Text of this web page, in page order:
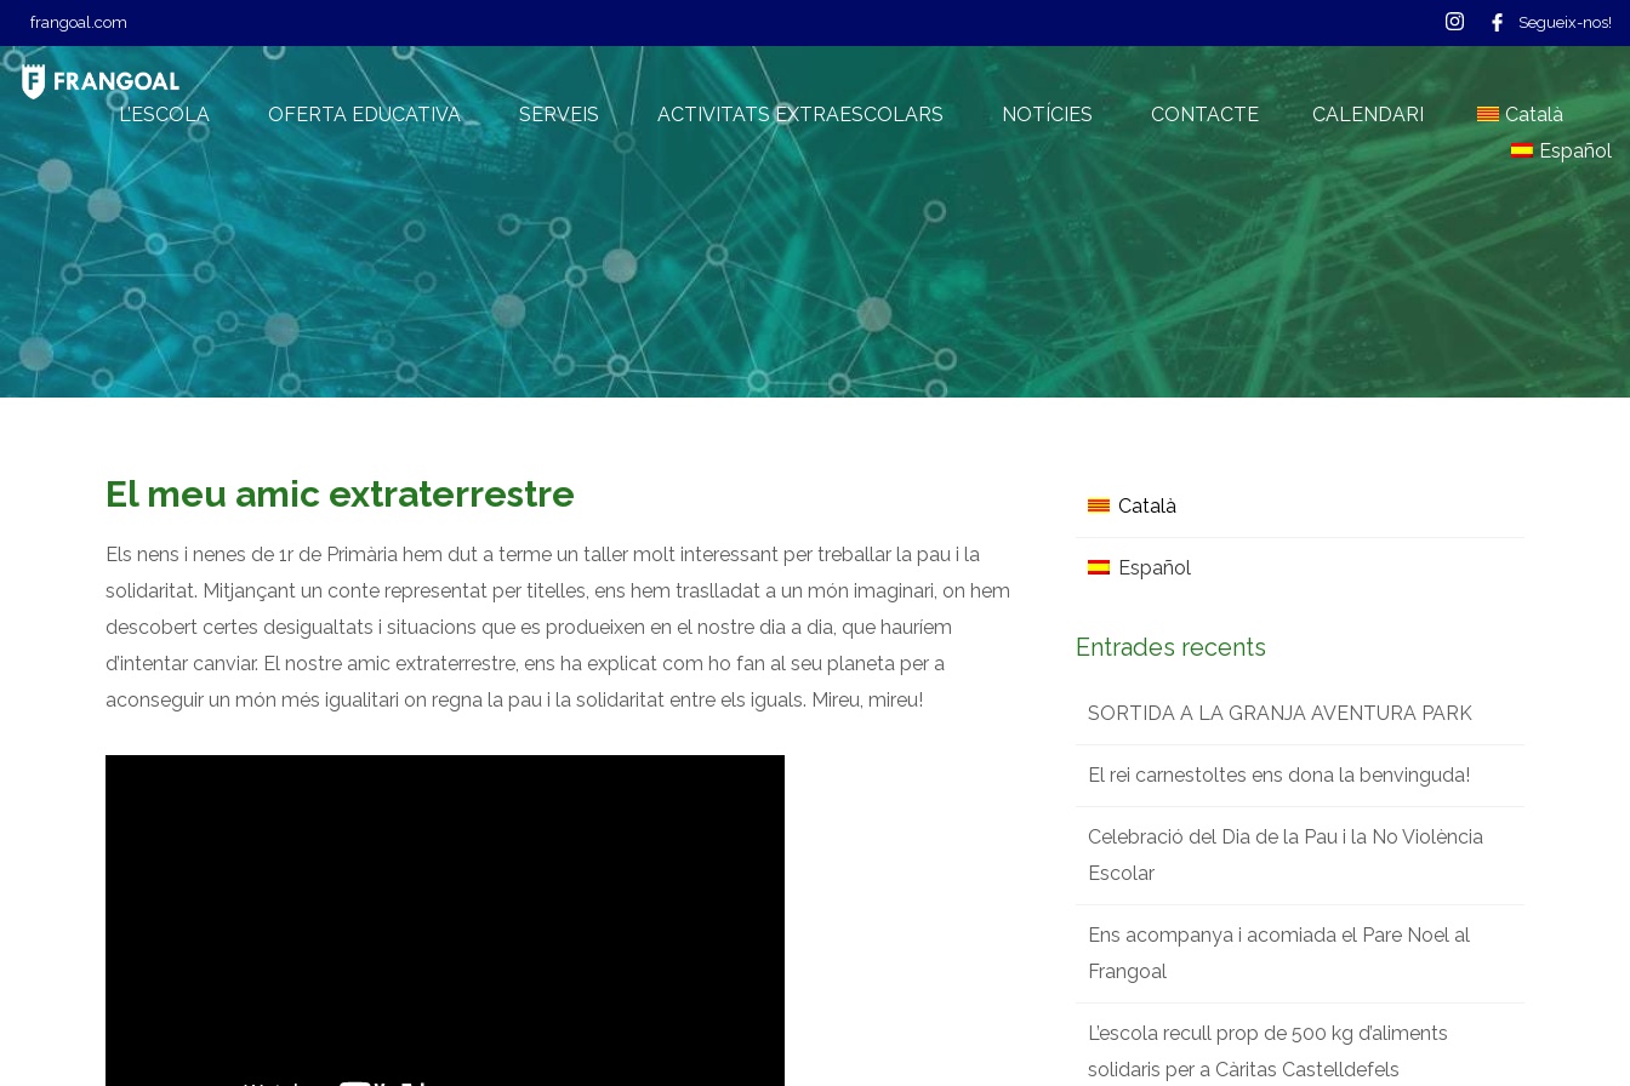
frangoal.com Segueix-nos!
L’ESCOLA OFERTA EDUCATIVA SERVEIS ACTIVITATS EXTRAESCOLARS NOTÍCIES CONTACTE CALENDARI
Català
Español
El meu amic extraterrestre
Els nens i nenes de 1r de Primària hem dut a terme un taller molt interessant per treballar la pau i la
solidaritat. Mitjançant un conte representat per titelles, ens hem traslladat a un món imaginari, on hem
descobert certes desigualtats i situacions que es produeixen en el nostre dia a dia, que hauríem
d’intentar canviar. El nostre amic extraterrestre, ens ha explicat com ho fan al seu planeta per a
aconseguir un món més igualitari on regna la pau i la solidaritat entre els iguals. Mireu, mireu!
Català
Español
Entrades recents
SORTIDA A LA GRANJA AVENTURA PARK
El rei carnestoltes ens dona la benvinguda!
Celebració del Dia de la Pau i la No Violència
Escolar
Ens acompanya i acomiada el Pare Noel al
Frangoal
L’escola recull prop de 500 kg d’aliments
solidaris per a Càritas Castelldefels